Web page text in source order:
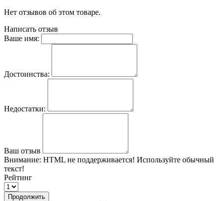
Нет отзывов об этом товаре.
Написать отзыв
Ваше имя:
Достоинства:
Недостатки:
Ваш отзыв
Внимание: HTML не поддерживается! Используйте обычный
текст!
Рейтинг
Продолжить